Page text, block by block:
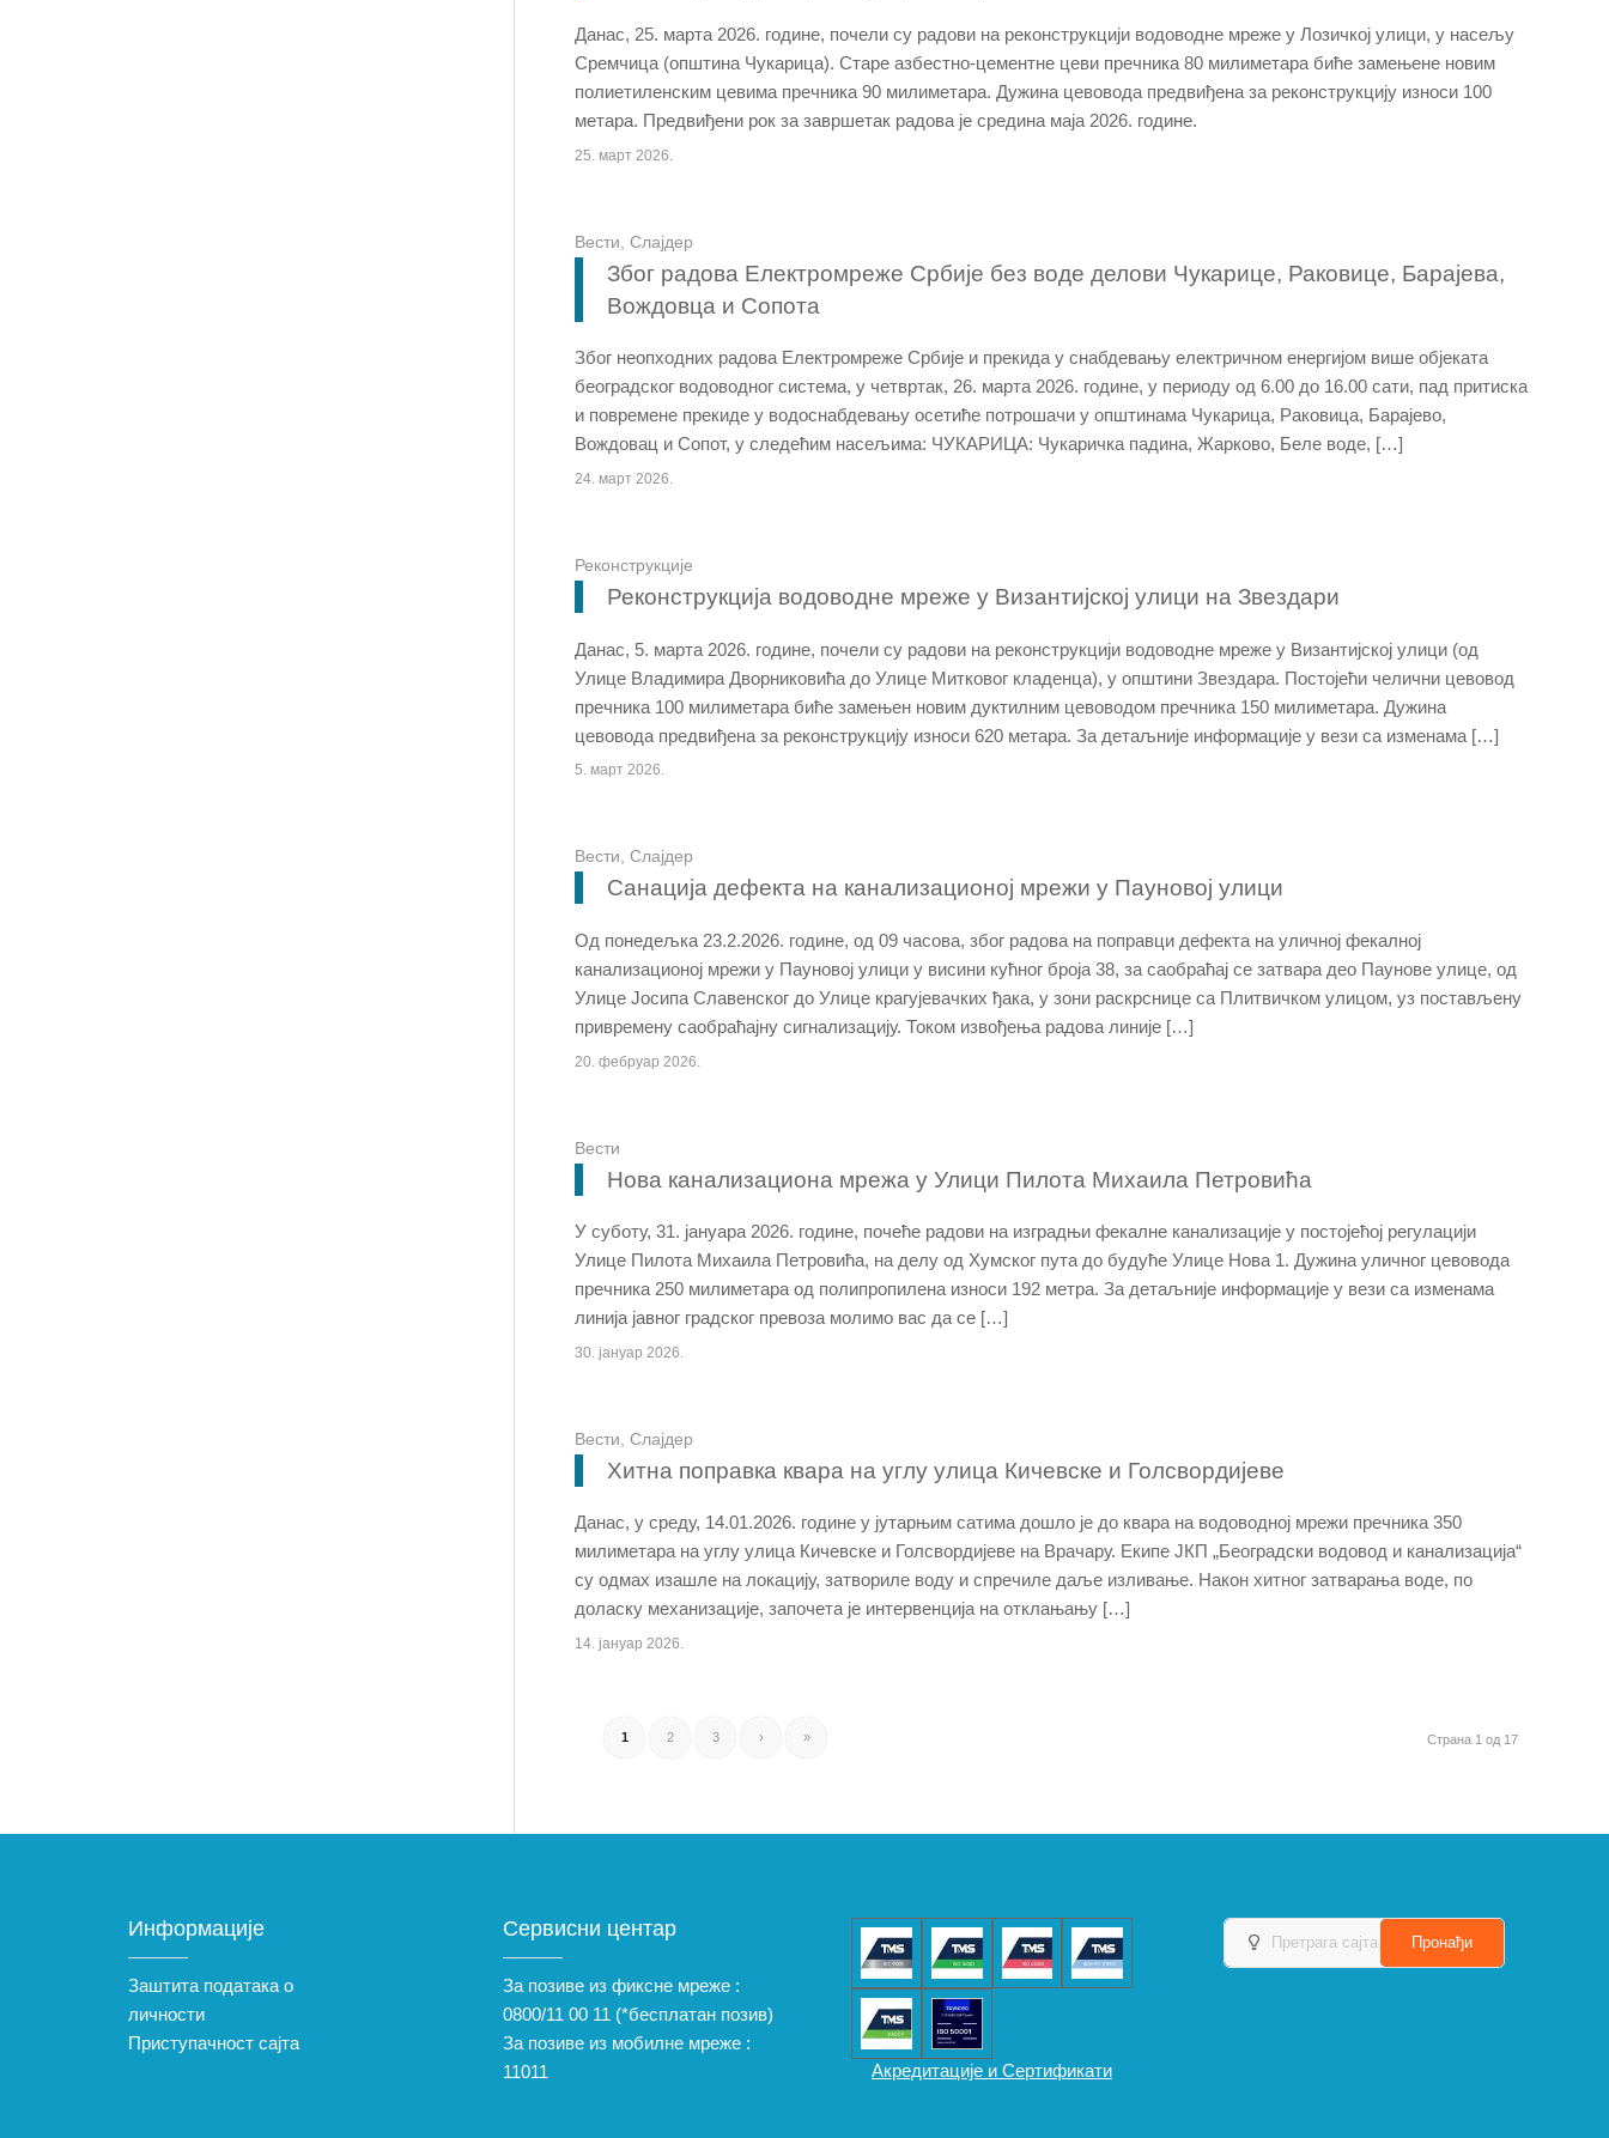
Данас, 25. марта 2026. године, почели су радови на реконструкцији водоводне мреже у Лозичкој улици, у насељу
Сремчица (општина Чукарица). Старе азбестно-цементне цеви пречника 80 милиметара биће замењене новим
полиетиленским цевима пречника 90 милиметара. Дужина цевовода предвиђена за реконструкцију износи 100
метара. Предвиђени рок за завршетак радова је средина маја 2026. године.
25. март 2026.
Вести Слајдер
Због радова Електромреже Србије без воде делови Чукарице, Раковице, Барајева,
Вождовца и Сопота
Због неопходних радова Електромреже Србије и прекида у снабдевању електричном енергијом више објеката
београдског водоводног система, у четвртак, 26. марта 2026. године, у периоду од 6.00 до 16.00 сати, пад притиска
и повремене прекиде у водоснабдевању осетиће потрошачи у општинама Чукарица, Раковица, Барајево,
Вождовац и Сопот, у следећим насељима: ЧУКАРИЦА: Чукаричка падина, Жарково, Беле воде, […]
24. март 2026.
Реконструкције
Реконструкција водоводне мреже у Византијској улици на Звездари
Данас, 5. марта 2026. године, почели су радови на реконструкцији водоводне мреже у Византијској улици (од
Улице Владимира Дворниковића до Улице Митковог кладенца), у општини Звездара. Постојећи челични цевовод
пречника 100 милиметара биће замењен новим дуктилним цевоводом пречника 150 милиметара. Дужина
цевовода предвиђена за реконструкцију износи 620 метара. За детаљније информације у вези са изменама […]
5. март 2026.
Вести, Слајдер
Санација дефекта на канализационој мрежи у Пауновој улици
Од понедељка 23.2.2026. године, од 09 часова, због радова на поправци дефекта на уличној фекалној
канализационој мрежи у Пауновој улици у висини кућног броја 38, за саобраћај се затвара део Паунове улице, од
Улице Јосипа Славенског до Улице крагујевачких ђака, у зони раскрснице са Плитвичком улицом, уз постављену
привремену саобраћајну сигнализацију. Током извођења радова линије […]
20. фебруар 2026.
Вести
Нова канализациона мрежа у Улици Пилота Михаила Петровића
У суботу, 31. јануара 2026. године, почеће радови на изградњи фекалне канализације у постојећој регулацији
Улице Пилота Михаила Петровића, на делу од Хумског пута до будуће Улице Нова 1. Дужина уличног цевовода
пречника 250 милиметара од полипропилена износи 192 метра. За детаљније информације у вези са изменама
линија јавног градског превоза молимо вас да се […]
30. јануар 2026.
Вести Слајдер
Хитна поправка квара на углу улица Кичевске и Голсвордијеве
Данас, у среду, 14.01.2026. године у јутарњим сатима дошло је до квара на водоводној мрежи пречника 350
милиметара на углу улица Кичевске и Голсвордијеве на Врачару. Екипе ЈКП „Београдски водовод и канализација“
су одмах изашле на локацију, затвориле воду и спречиле даље изливање. Након хитног затварања воде, по
доласку механизације, започета је интервенција на отклањању […]
14. јануар 2026.
Страна 1 од 17
1 2 3 › »
Информације
Заштита података о
личности
Приступачност сајта
Сервисни центар
За позиве из фиксне мреже :
0800/11 00 11 (*бесплатан позив)
За позиве из мобилне мреже :
11011
Акредитације и Сертификати